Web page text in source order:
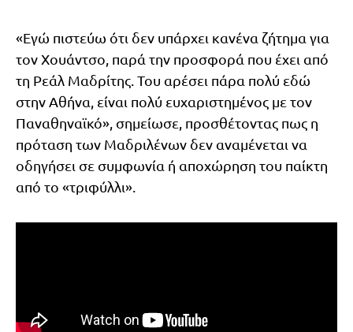
«Εγώ πιστεύω ότι δεν υπάρχει κανένα ζήτημα για
τον Χουάντσο, παρά την προσφορά που έχει από
τη Ρεάλ Μαδρίτης. Του αρέσει πάρα πολύ εδώ
στην Αθήνα, είναι πολύ ευχαριστημένος με τον
Παναθηναϊκό», σημείωσε, προσθέτοντας πως η
πρόταση των Μαδριλένων δεν αναμένεται να
οδηγήσει σε συμφωνία ή αποχώρηση του παίκτη
από το «τριφύλλι».